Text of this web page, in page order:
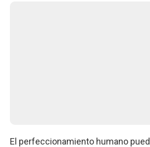
El perfeccionamiento humano